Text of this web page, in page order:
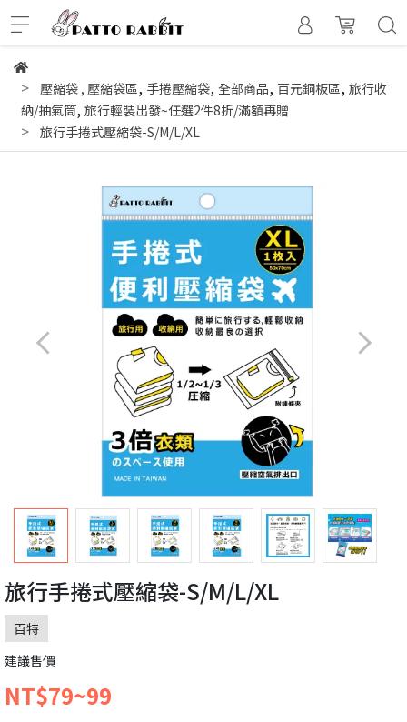
壓縮袋 , 壓縮袋區, 手捲壓縮袋, 全部商品, 百元銅板區, 旅行收
納/抽氣筒, 旅行輕裝出發~任選2件8折/滿額再贈
旅行手捲式壓縮袋-S/M/L/XL
旅行手捲式壓縮袋-S/M/L/XL
百特
建議售價
NT$79~99